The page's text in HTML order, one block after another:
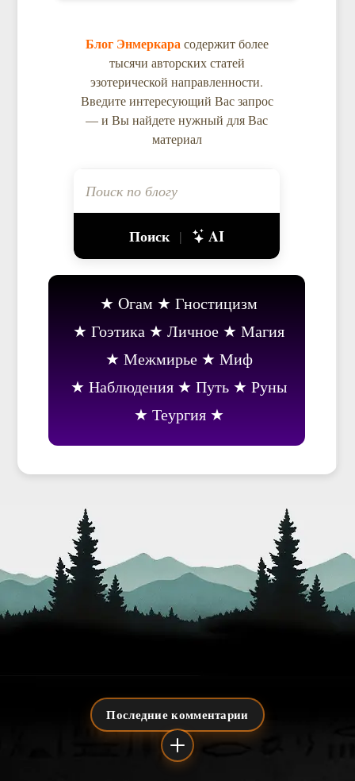
Блог Энмеркара содержит более
тысячи авторских статей
эзотерической направленности.
Введите интересующий Вас запрос
— и Вы найдете нужный для Вас
материал
Поиск | AI
Oгам
Гностицизм
Гоэтика
Личное
Магия
Межмирье
Миф
Наблюдения
Путь
Руны
Теургия